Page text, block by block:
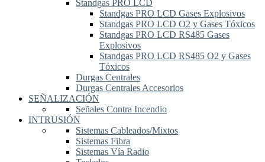
Standgas PRO LCD
Standgas PRO LCD Gases Explosivos
Standgas PRO LCD O2 y Gases Tóxicos
Standgas PRO LCD RS485 Gases
Explosivos
Standgas PRO LCD RS485 O2 y Gases
Tóxicos
Durgas Centrales
Durgas Centrales Accesorios
SEÑALIZACIÓN
Señales Contra Incendio
INTRUSIÓN
Sistemas Cableados/Mixtos
Sistemas Fibra
Sistemas Vía Radio